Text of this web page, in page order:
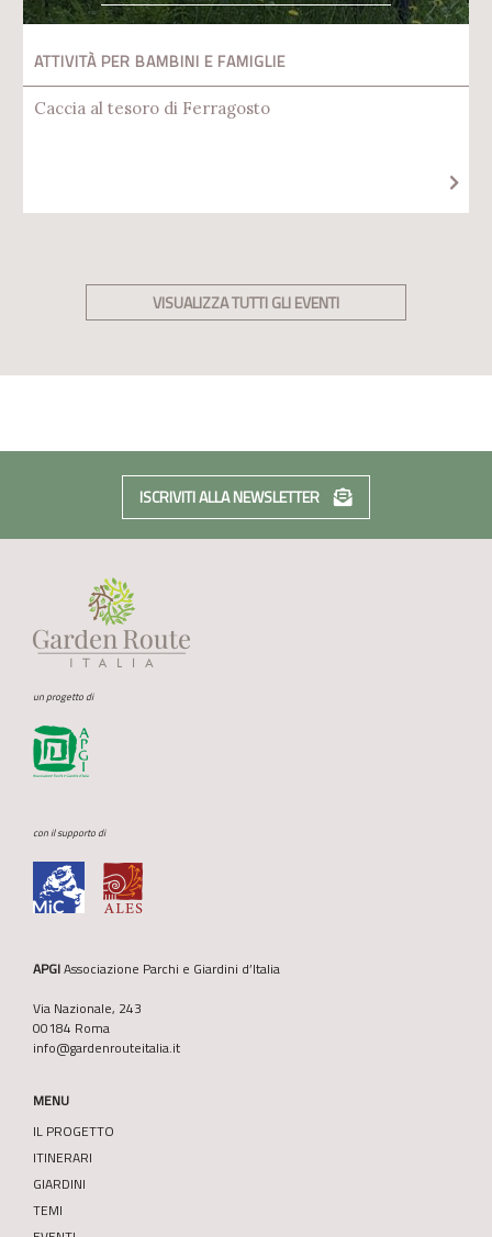
ATTIVITÀ PER BAMBINI E FAMIGLIE
Caccia al tesoro di Ferragosto
VISUALIZZA TUTTI GLI EVENTI
ISCRIVITI ALLA NEWSLETTER
un progetto di
con il supporto di
APGIAssociazione Parchi e Giardini d’Italia
Via Nazionale, 243
00184 Roma
info@gardenrouteitalia.it
MENU
IL PROGETTO
ITINERARI
GIARDINI
TEMI